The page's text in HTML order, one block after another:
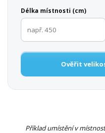
Délka místnosti (cm)
Ověřit
Příklad umístění v